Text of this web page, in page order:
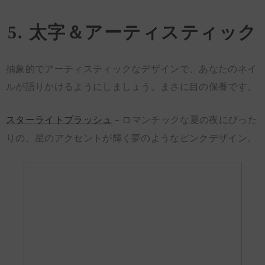
5. 太字＆アーティスティック
抽象的でアーティスティックなデザインで、あなたのネイ
ルが語りかけるようにしましょう。まさに目の保養です。
スターライトブラッシュ
– ロマンチックな夏の夜にぴった
りの、星のアクセントが輝く夢のようなピンクデザイン。